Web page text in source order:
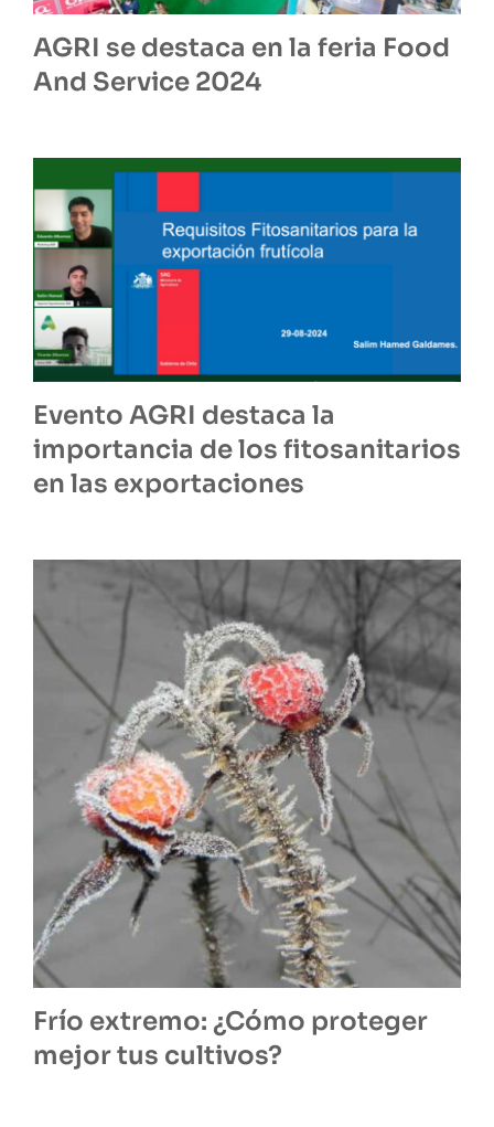
AGRI se destaca en la feria Food
And Service 2024
Evento AGRI destaca la
importancia de los fitosanitarios
en las exportaciones
Frío extremo: ¿Cómo proteger
mejor tus cultivos?